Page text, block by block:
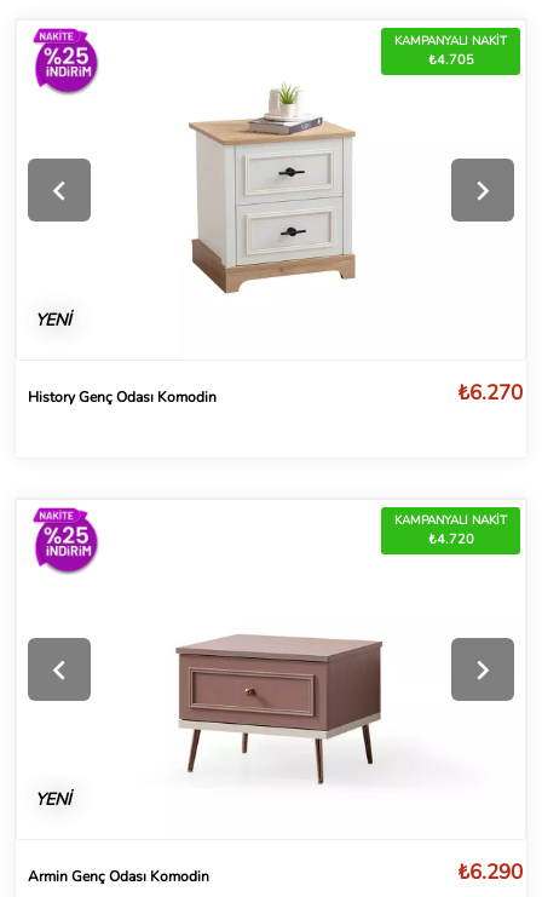
KAMPANYALI NAKİT
₺4.705
YENİ
History Genç Odası Komodin ₺6.270
KAMPANYALI NAKİT
₺4.720
YENİ
Armin Genç Odası Komodin ₺6.290